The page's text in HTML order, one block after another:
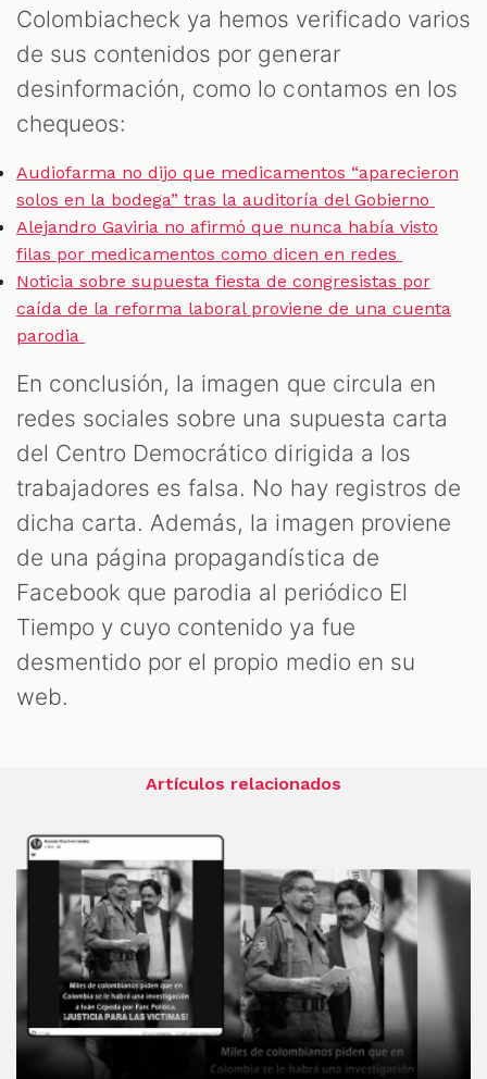
Colombiacheck ya hemos verificado varios
de sus contenidos por generar
desinformación, como lo contamos en los
chequeos:
Audiofarma no dijo que medicamentos “aparecieron
solos en la bodega” tras la auditoría del Gobierno
Alejandro Gaviria no afirmó que nunca había visto
filas por medicamentos como dicen en redes
Noticia sobre supuesta fiesta de congresistas por
caída de la reforma laboral proviene de una cuenta
parodia
En conclusión, la imagen que circula en
redes sociales sobre una supuesta carta
del Centro Democrático dirigida a los
trabajadores es falsa. No hay registros de
dicha carta. Además, la imagen proviene
de una página propagandística de
Facebook que parodia al periódico El
Tiempo y cuyo contenido ya fue
desmentido por el propio medio en su
web.
Artículos relacionados